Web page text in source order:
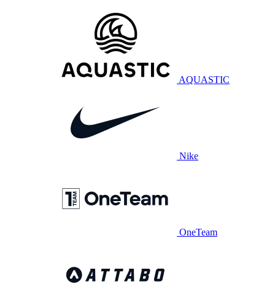
AQUASTIC
Nike
OneTeam